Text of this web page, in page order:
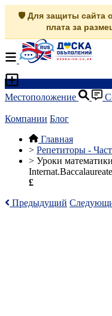
🛡️ Для защиты сайта
плата за
Местоположение
Компании Блог
Главная
> Репетиторы -
> Уроки
£
Предыдущий